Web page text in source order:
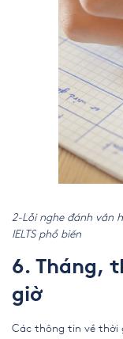
2-Lỗi nghe đánh vần
IELTS phổ biến
6. Tháng,
giờ
Các thông tin về thời